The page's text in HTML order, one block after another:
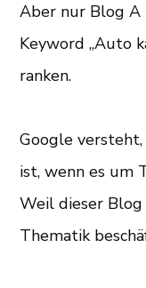
Aber nur Blog A
Keyword „Auto
ranken.
Google
ist, wenn es um
Weil dieser
Thematik